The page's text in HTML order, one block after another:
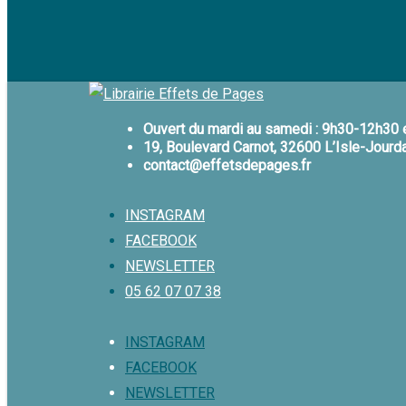
Ouvert du mardi au samedi : 9h30-12h30
19, Boulevard Carnot, 32600 L’Isle-
contact@effetsdepages.fr
INSTAGRAM
FACEBOOK
NEWSLETTER
05 62 07 07 38
INSTAGRAM
FACEBOOK
NEWSLETTER